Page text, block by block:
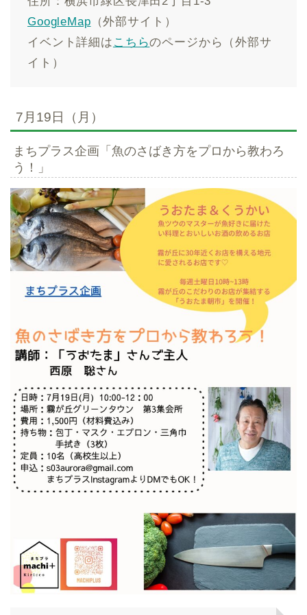
GoogleMap （外部サイト）
イベント詳細は こちらのページから（外部サ
イト）
7月19日（月）
まちプラス企画「魚のさばき方をプロから教わろ
う！」